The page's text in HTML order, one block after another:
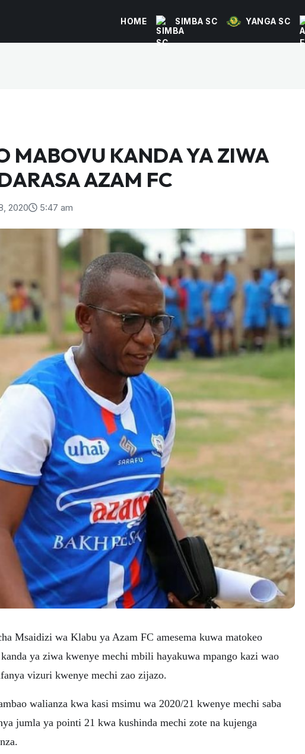
HOME SIMBA SC YANGA SC
MABOVU KANDA YA ZIWA
AZAM FC
2020 5:47 am
Msaidizi wa Klabu ya Azam FC amesema kuwa matokeo
ya ziwa kwenye mechi mbili hayakuwa mpango kazi wao
vizuri kwenye mechi zao zijazo.
walianza kwa kasi msimu wa 2020/21 kwenye mechi saba
jumla ya pointi 21 kwa kushinda mechi zote na kujenga